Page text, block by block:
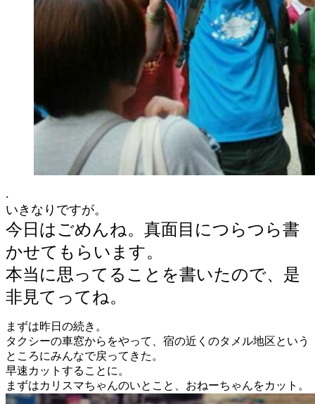
.
いきなりですが。
今日はごめんね。真面目につらつら書
かせてもらいます。
本当に思ってることを書いたので、是
非見てってね。
まずは昨日の続き。
タクシーの車窓からをやって、宿の近くのタメル地区という
ところにみんなで戻ってきた。
早速カットすることに。
まずはカリスマちゃんのいとこと、おねーちゃんをカット。